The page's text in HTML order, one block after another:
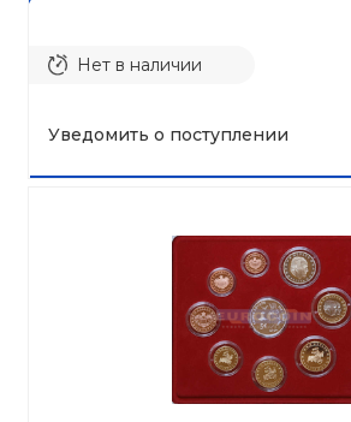
Нет в наличии
Уведомить о поступлении